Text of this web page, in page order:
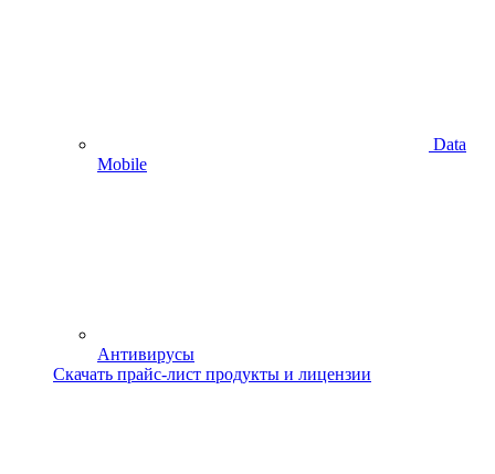
Data
Mobile
Антивирусы
Скачать прайс-лист продукты и лицензии